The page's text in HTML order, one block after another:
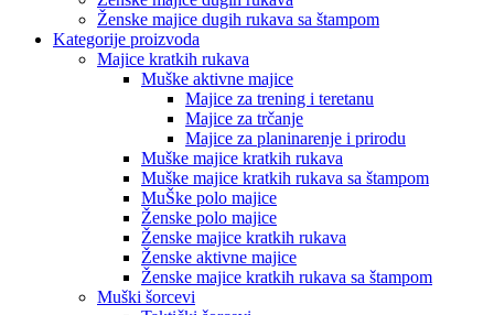
Ženske majice dugih rukava sa štampom
Kategorije proizvoda
Majice kratkih rukava
Muške aktivne majice
Majice za trening i teretanu
Majice za trčanje
Majice za planinarenje i prirodu
Muške majice kratkih rukava
Muške majice kratkih rukava sa štampom
MuŠke polo majice
Ženske polo majice
Ženske majice kratkih rukava
Ženske aktivne majice
Ženske majice kratkih rukava sa štampom
Muški šorcevi